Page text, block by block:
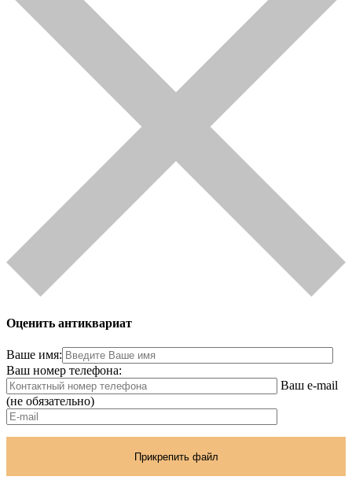
Оценить антиквариат
Ваше имя:
Ваш номер телефона:
Ваш e-mail
(не обязательно)